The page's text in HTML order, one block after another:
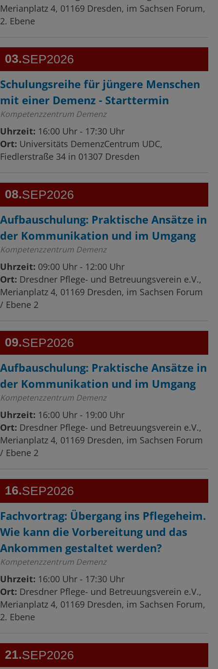
Merianplatz 4, 01169 Dresden, im Sachsen Forum,
2. Ebene
03 SEP2026
Schulungsreihe für jüngere Menschen
mit einer Demenz - Starttermin
Kompetenzzentrum Demenz
Uhrzeit: 16:00 Uhr - 17:30 Uhr
Ort: Universitäts DemenzCentrum UDC,
Fiedlerstraße 34 in 01307 Dresden
08 SEP2026
Aufbauschulung: Praktische Ansätze in
der Kommunikation und im Umgang
Kompetenzzentrum Demenz
Uhrzeit: 09:00 Uhr - 12:00 Uhr
Ort: Dresdner Pflege- und Betreuungsverein e.V.,
Merianplatz 4, 01169 Dresden, im Sachsen Forum
/ Ebene 2
09 SEP2026
Aufbauschulung: Praktische Ansätze in
der Kommunikation und im Umgang
Kompetenzzentrum Demenz
Uhrzeit: 16:00 Uhr - 19:00 Uhr
Ort: Dresdner Pflege- und Betreuungsverein e.V.,
Merianplatz 4, 01169 Dresden, im Sachsen Forum
/ Ebene 2
16 SEP2026
Fachvortrag: Übergang ins Pflegeheim.
Wie kann die Vorbereitung und das
Ankommen gestaltet werden?
Kompetenzzentrum Demenz
Uhrzeit: 16:00 Uhr - 17:30 Uhr
Ort: Dresdner Pflege- und Betreuungsverein e.V.,
Merianplatz 4, 01169 Dresden, im Sachsen Forum,
2. Ebene
21 SEP2026